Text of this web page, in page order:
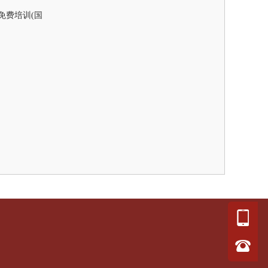
费培训(国